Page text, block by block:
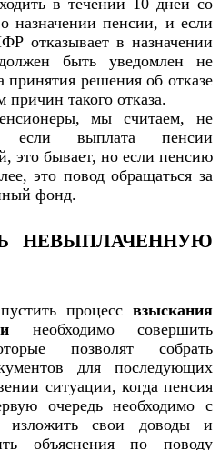
назначении пенсии, и если
отказывает в назначении
быть уведомлен не
принятия решения об отказе
причин такого отказа.
мы считаем, не
если выплата пенсии
это бывает, но если пенсию
это повод обращаться за
фонд.
НЕВЫПЛАЧЕННУЮ
процесс взыскания
необходимо совершить
позволят собрать
для последующих
ситуации, когда пенсия
очередь необходимо с
изложить свои доводы и
объяснения по поводу